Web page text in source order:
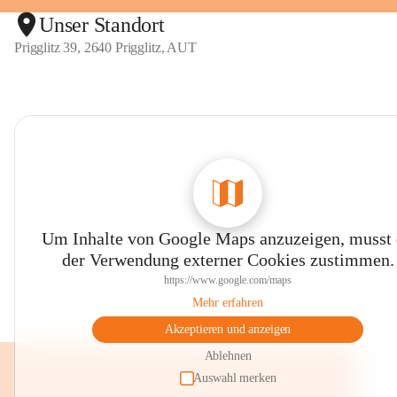
Unser Standort
Prigglitz 39, 2640 Prigglitz, AUT
Um Inhalte von Google Maps anzuzeigen, musst
der Verwendung externer Cookies zustimmen.
https://www.google.com/maps
Mehr erfahren
Akzeptieren und anzeigen
Ablehnen
Auswahl merken